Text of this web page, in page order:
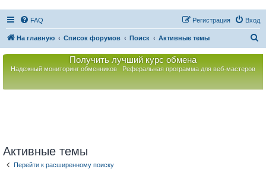
FAQ Вход
Регистрация
На главную Список форумов Поиск Активные темы
Получить лучший курс обмена
Надежный мониторинг обменников Реферальная программа для веб-мастеров
Активные темы
Перейти к расширенному поиску